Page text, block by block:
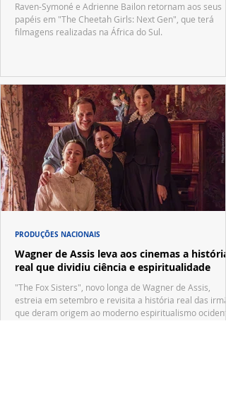
Raven-Symoné e Adrienne Bailon retornam aos seus
papéis em "The Cheetah Girls: Next Gen", que terá
filmagens realizadas na África do Sul.
Wagner de Assis leva aos cinemas a história
real que dividiu ciência e espiritualidade
"The Fox Sisters", novo longa de Wagner de Assis,
estreia em setembro e revisita a história real das
que deram origem ao moderno espiritualismo
PRODUÇÕES NACIONAIS